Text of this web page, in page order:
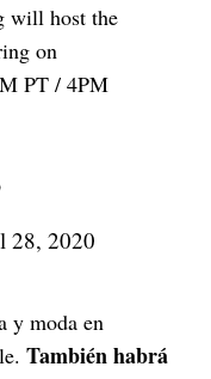
will host the
on
PT / 4PM
28, 2020
y moda en
También habrá